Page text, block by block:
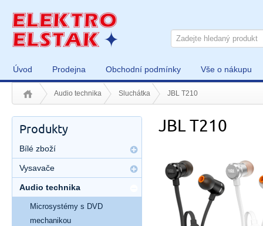
Úvod Prodejna Obchodní podmínky Vše o nákupu
Audio technika Sluchátka JBL T210
JBL T210
Produkty
Bílé zboží
Vysavače
Audio technika
Microsystémy s DVD
mechanikou